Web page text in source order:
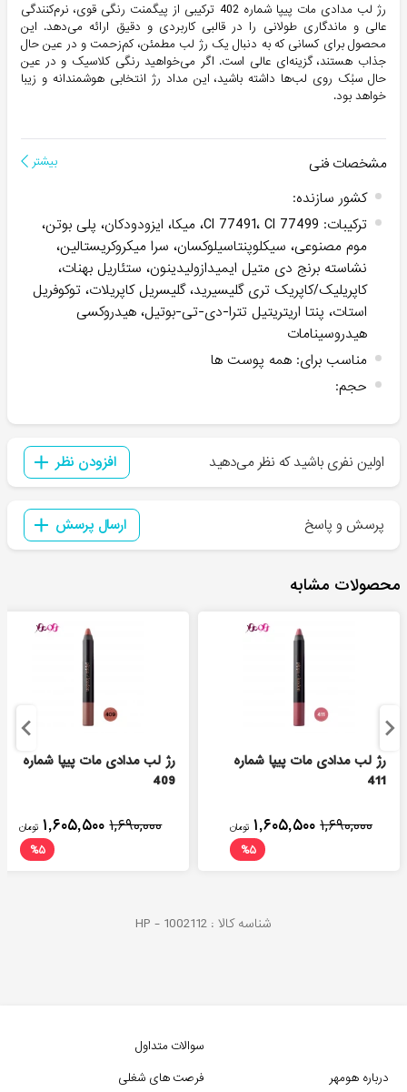
رژ لب مدادی مات پیپا شماره 402 ترکیبی از پیگمنت رنگی قوی، نرم‌کنندگی
عالی و ماندگاری طولانی را در قالبی کاربردی و دقیق ارائه می‌دهد. این
محصول برای کسانی که به دنبال یک رژ لب مطمئن، کم‌زحمت و در عین حال
جذاب هستند، گزینه‌ای عالی است. اگر می‌خواهید رنگی کلاسیک و در عین
حال سبُک روی لب‌ها داشته باشید، این مداد رژ انتخابی هوشمندانه و زیبا
خواهد بود.
مشخصات فنی بیشتر
کشور سازنده:
ترکیبات:
CI 77491، CI 77499، میکا، ایزودودکان، پلی بوتن،
موم مصنوعی، سیکلوپنتاسیلوکسان، سرا میکروکریستالین،
نشاسته برنج دی متیل ایمیدازولیدینون، ستئاریل بهنات،
کاپریلیک/کاپریک تری گلیسیرید، گلیسریل کاپریلات، توکوفریل
استات، پنتا اریتریتیل تترا-دی-تی-بوتیل، هیدروکسی
هیدروسینامات
مناسب برای: همه پوست ها
حجم:
اولین نفری باشید که نظر می‌دهید افزودن نظر
پرسش و پاسخ ارسال پرسش
محصولات مشابه
رژ لب مدادی مات پیپا شماره
411
۱,۶۹۰,۰۰۰۱,۶۰۵,۵۰۰ تومان
%۵
رژ لب مدادی مات پیپا شماره
409
۱,۶۹۰,۰۰۰۱,۶۰۵,۵۰۰ تومان
%۵
شناسه کالا : HP - 1002112
درباره هومهر
سوالات متداول
فرصت های شغلی